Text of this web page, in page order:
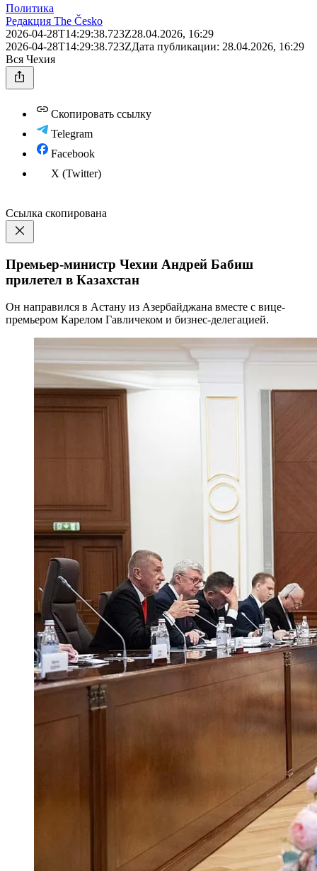
Политика
Редакция The Česko
2026-04-28T14:29:38.723Z28.04.2026, 16:29
2026-04-28T14:29:38.723ZДата публикации: 28.04.2026, 16:29
Вся Чехия
Скопировать ссылку
Telegram
Facebook
X (Twitter)
Ссылка скопирована
Премьер-министр Чехии Андрей Бабиш
прилетел в Казахстан
Он направился в Астану из Азербайджана вместе с вице-
премьером Карелом Гавличеком и бизнес-делегацией.